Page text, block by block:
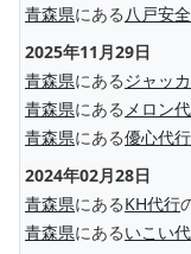
青森県にある 八戸安
2025年11月29日
青森県にあるジャッ
青森県にある メロン
青森県にある優心代
2024年02月28日
青森県にあるKH代行
青森県にあるいこい